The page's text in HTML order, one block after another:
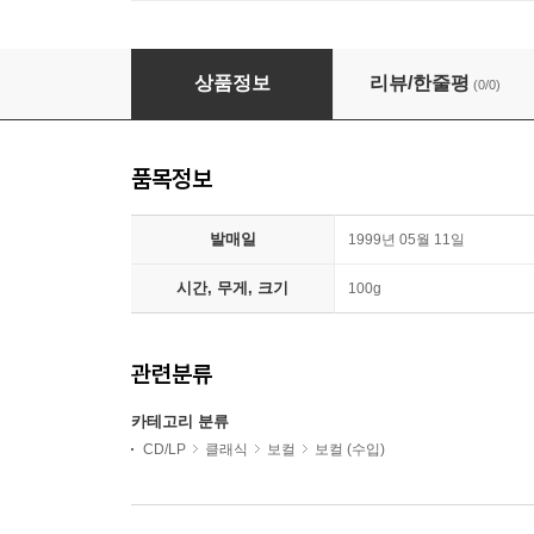
바흐 : 칸타타 BWV123ㆍ158ㆍ203ㆍ13ㆍ73ㆍ
상품정보 리뷰/한줄평 (0/0)
품목정보
발매일 1999년 05월 11일
시간, 무게, 크기 100g
관련분류
카테고리 분류
CD/LP 클래식 보컬 보컬 (수입)